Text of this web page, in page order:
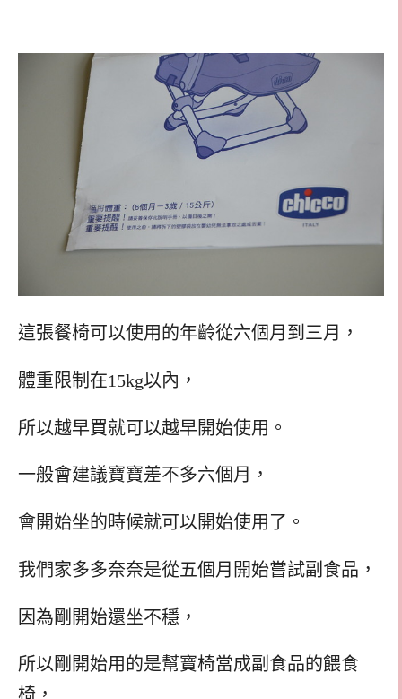
這張餐椅可以使用的年齡從六個月到三月，
體重限制在15kg以內，
所以越早買就可以越早開始使用。
一般會建議寶寶差不多六個月，
會開始坐的時候就可以開始使用了。
我們家多多奈奈是從五個月開始嘗試副食品，
因為剛開始還坐不穩，
所以剛開始用的是幫寶椅當成副食品的餵食
椅，